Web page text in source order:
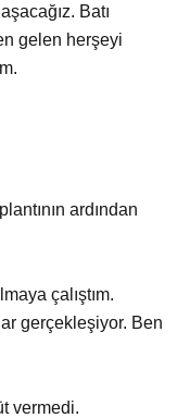
Batı
gelen herşeyi
ardından
çalıştım.
gerçekleşiyor. Ben
vermedi.